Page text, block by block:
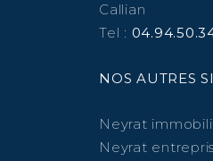
Callian
Tel :
NOS AUTRES
Neyrat
Neyrat